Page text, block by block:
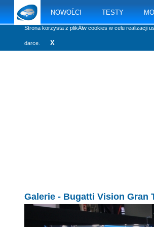
Strona korzysta z plikĂłw cookies w celu realizacji
darce. X
NOWOĹCI TESTY
Galerie - Bugatti Vision Gran